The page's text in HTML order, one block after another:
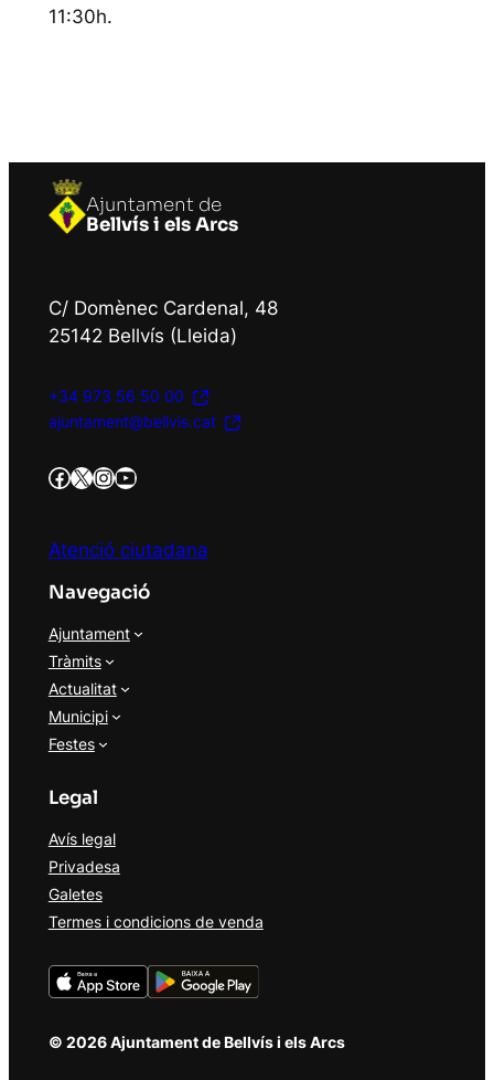
11:30h.
Ajuntament de
Bellvís i els Arcs
C/ Domènec Cardenal, 48
25142 Bellvís (Lleida)
+34 973 56 50 00
ajuntament@bellvis.cat
https://www.facebook.com/AjBellvisArcs/?locale=es_ES Twitter/X InstagramYouTube
Atenció ciutadana
Navegació
Ajuntament
Tràmits
Actualitat
Municipi
Festes
Legal
Avís legal
Privadesa
Galetes
Termes i condicions de venda
© 2026 Ajuntament de Bellvís i els Arcs